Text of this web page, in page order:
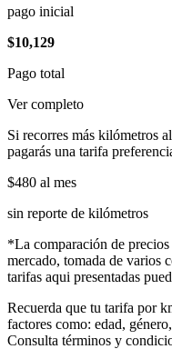
pago inicial
$10,129
Pago total
Ver completo
Si recorres más kilómetros
pagarás una tarifa
$480 al mes
sin reporte de kilómetros
*La comparación de
mercado, tomada de varios
tarifas aqui presentadas
Recuerda que tu tarifa por
factores como: edad,
Consulta términos y